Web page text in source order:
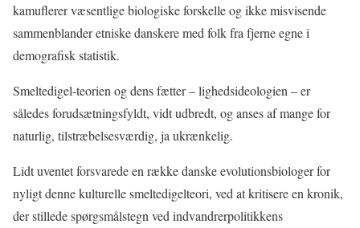
kamuflerer væsentlige biologiske forskelle og ikke misvisende
sammenblander etniske danskere med folk fra fjerne egne i
demografisk statistik.
Smeltedigel-teorien og dens fætter – lighedsideologien – er
således forudsætningsfyldt, vidt udbredt, og anses af mange for
naturlig, tilstræbelsesværdig, ja ukrænkelig.
Lidt uventet forsvarede en række danske evolutionsbiologer for
nyligt denne kulturelle smeltedigelteori, ved at kritisere en kronik,
der stillede spørgsmålstegn ved indvandrerpolitikkens